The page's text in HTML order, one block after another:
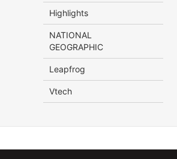
Highlights
NATIONAL
GEOGRAPHIC
Leapfrog
Vtech